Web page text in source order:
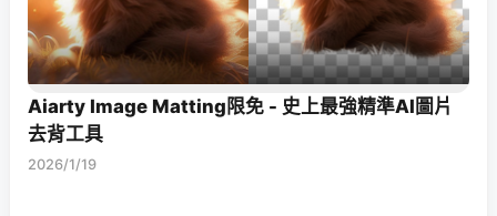
Aiarty Image Matting限免 - 史上最強精準AI圖片
去背工具
2026/1/19